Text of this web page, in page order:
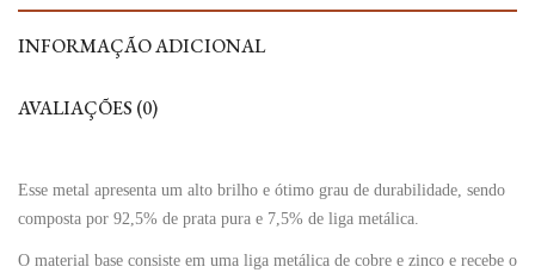
INFORMAÇÃO ADICIONAL
AVALIAÇÕES (0)
Esse metal apresenta um alto brilho e ótimo grau de durabilidade, sendo
composta por 92,5% de prata pura e 7,5% de liga metálica.
O material base consiste em uma liga metálica de cobre e zinco e recebe o